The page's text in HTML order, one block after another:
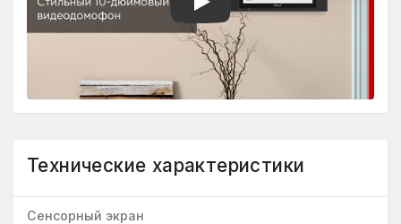
Play
Технические характеристики
Сенсорный экран